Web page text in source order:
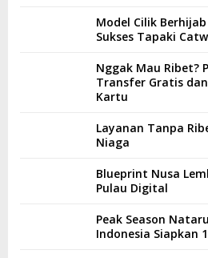
Model Cilik
Sukses Tapaki
Nggak Mau Ribet?
Transfer Gratis
Kartu
Layanan Tanpa
Niaga
Blueprint Nusa
Pulau Digital
Peak Season
Indonesia Siapkan